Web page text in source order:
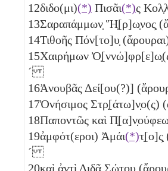
12διδο(μι)(*) Πισᾶι(*)ς
13Σαραπάμμων̣ Ἥ̣[ρ]ω̣νος̣
14Τιθοῆς Πόν[το]υ̣
15Χαιρήμων
´
16Ἀνουβᾶς Δεί[ου(?)]
17Ὀνήσιμος Στρ̣[άτω]ν̣ο(ς)
18Παποντῶς καὶ
19ἀμφότ(εροι) Ἀμάι(*)τ̣[ο]ς̣
´
20καὶ ἀντὶ Διδᾶ Σώτου̣